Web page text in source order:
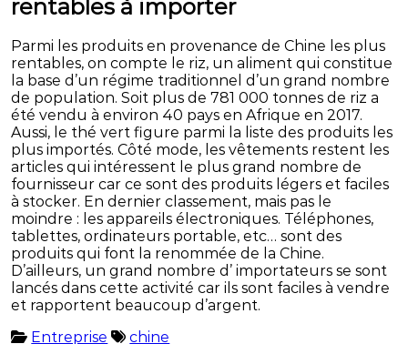
rentables à importer
Parmi les produits en provenance de Chine les plus
rentables, on compte le riz, un aliment qui constitue
la base d’un régime traditionnel d’un grand nombre
de population. Soit plus de 781 000 tonnes de riz a
été vendu à environ 40 pays en Afrique en 2017.
Aussi, le thé vert figure parmi la liste des produits les
plus importés. Côté mode, les vêtements restent les
articles qui intéressent le plus grand nombre de
fournisseur car ce sont des produits légers et faciles
à stocker. En dernier classement, mais pas le
moindre : les appareils électroniques. Téléphones,
tablettes, ordinateurs portable, etc… sont des
produits qui font la renommée de la Chine.
D’ailleurs, un grand nombre d’ importateurs se sont
lancés dans cette activité car ils sont faciles à vendre
et rapportent beaucoup d’argent.
Entreprise
chine